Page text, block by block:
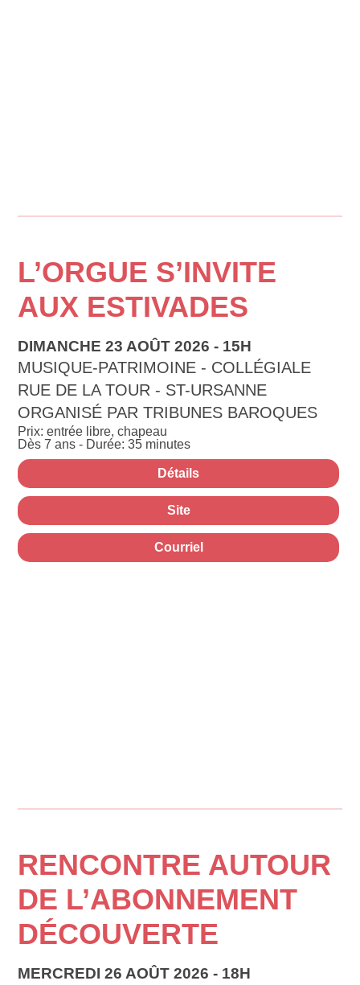
L’ORGUE S’INVITE
AUX ESTIVADES
DIMANCHE 23 AOÛT 2026 - 15H
MUSIQUE-PATRIMOINE - COLLÉGIALE
RUE DE LA TOUR - ST-URSANNE
ORGANISÉ PAR TRIBUNES BAROQUES
Prix: entrée libre, chapeau
Dès 7 ans - Durée: 35 minutes
Détails
Site
Courriel
RENCONTRE AUTOUR
DE L’ABONNEMENT
DÉCOUVERTE
MERCREDI 26 AOÛT 2026 - 18H